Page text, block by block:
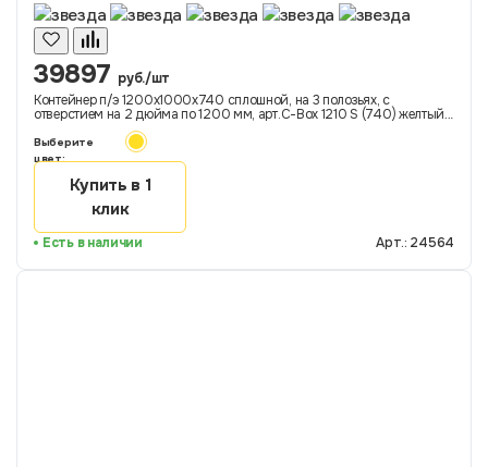
39897 руб./шт
Контейнер п/э 1200х1000х740 сплошной, на 3 полозьях, с
отверстием на 2 дюйма по 1200 мм, арт.C-Box 1210 S (740) желтый
ДП-ОС, код: 24564
Выберите
цвет:
Купить в 1
клик
Есть в наличии Арт.: 24564